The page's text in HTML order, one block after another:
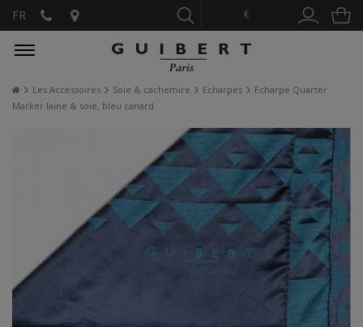
€
FR
Les Accessoires Soie & cachemire Echarpes
Echarpe Quarter
Marker laine & soie, bleu canard